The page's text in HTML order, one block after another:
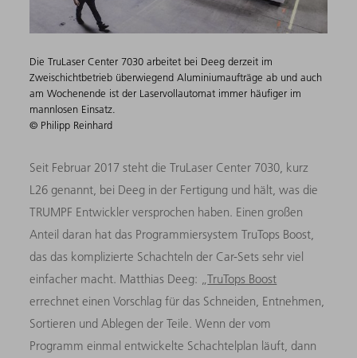
Die TruLaser Center 7030 arbeitet bei Deeg derzeit im
Zweischichtbetrieb überwiegend Aluminiumaufträge ab und auch
am Wochenende ist der Laservollautomat immer häufiger im
mannlosen Einsatz.
© Philipp Reinhard
Seit Februar 2017 steht die TruLaser Center 7030, kurz
L26 genannt, bei Deeg in der Fertigung und hält, was die
TRUMPF Entwickler versprochen haben. Einen großen
Anteil daran hat das Programmiersystem TruTops Boost,
das das komplizierte Schachteln der Car-Sets sehr viel
einfacher macht. Matthias Deeg: „TruTops Boost
errechnet einen Vorschlag für das Schneiden, Entnehmen,
Sortieren und Ablegen der Teile. Wenn der vom
Programm einmal entwickelte Schachtelplan läuft, dann